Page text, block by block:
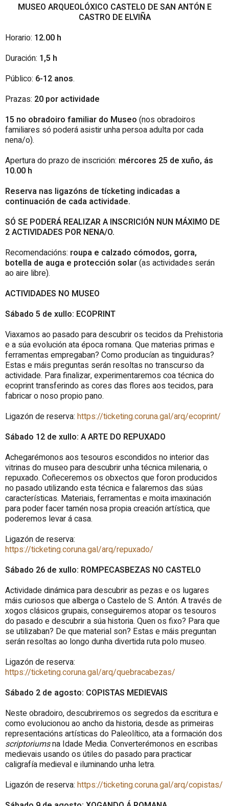
MUSEO ARQUEOLÓXICO CASTELO DE SAN ANTÓN E
CASTRO DE ELVIÑA
Horario: 12.00 h
Duración: 1,5 h
Público: 6-12 anos.
Prazas: 20 por actividade
15 no obradoiro familiar do Museo (nos obradoiros
familiares só poderá asistir unha persoa adulta por cada
nena/o).
Apertura do prazo de inscrición: mércores 25 de xuño, ás
10.00 h
Reserva nas ligazóns de tícketing indicadas a
continuación de cada actividade.
SÓ SE PODERÁ REALIZAR A INSCRICIÓN NUN MÁXIMO DE
2 ACTIVIDADES POR NENA/O.
Recomendacións: roupa e calzado cómodos, gorra,
botella de auga e protección solar(as actividades serán
ao aire libre).
ACTIVIDADES NO MUSEO
Sábado 5 de xullo: ECOPRINT
Viaxamos ao pasado para descubrir os tecidos da Prehistoria
e a súa evolución ata época romana. Que materias primas e
ferramentas empregaban? Como producían as tinguiduras?
Estas e máis preguntas serán resoltas no transcurso da
actividade. Para finalizar, experimentaremos coa técnica do
ecoprint transferindo as cores das flores aos tecidos, para
fabricar o noso propio pano.
Ligazón de reserva: https://ticketing.coruna.gal/arq/ecoprint/
Sábado 12 de xullo: A ARTE DO REPUXADO
Achegarémonos aos tesouros escondidos no interior das
vitrinas do museo para descubrir unha técnica milenaria, o
repuxado. Coñeceremos os obxectos que foron producidos
no pasado utilizando esta técnica e falaremos das súas
características. Materiais, ferramentas e moita imaxinación
para poder facer tamén nosa propia creación artística, que
poderemos levar á casa.
Ligazón de reserva:
https://ticketing.coruna.gal/arq/repuxado/
Sábado 26 de xullo: ROMPECASBEZAS NO CASTELO
Actividade dinámica para descubrir as pezas e os lugares
máis curiosos que alberga o Castelo de S. Antón. A través de
xogos clásicos grupais, conseguiremos atopar os tesouros
do pasado e descubrir a súa historia. Quen os fixo? Para que
se utilizaban? De que material son? Estas e máis preguntan
serán resoltas ao longo dunha divertida ruta polo museo.
Ligazón de reserva:
https://ticketing.coruna.gal/arq/quebracabezas/
Sábado 2 de agosto: COPISTAS MEDIEVAIS
Neste obradoiro, descubriremos os segredos da escritura e
como evolucionou ao ancho da historia, desde as primeiras
representacións artísticas do Paleolítico, ata a formación dos
scriptoriumsna Idade Media. Converterémonos en escribas
medievais usando os útiles do pasado para practicar
caligrafía medieval e iluminando unha letra.
Ligazón de reserva: https://ticketing.coruna.gal/arq/copistas/